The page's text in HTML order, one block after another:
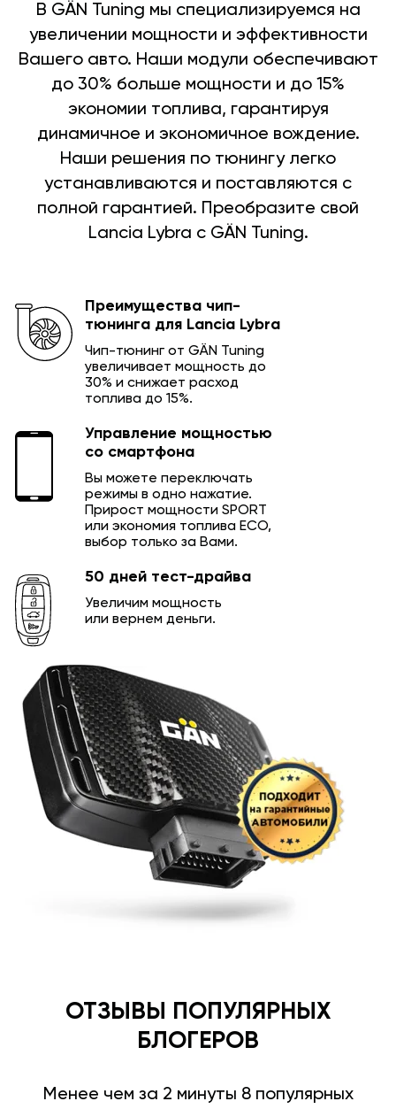
В GÄN Tuning мы специализируемся на
увеличении мощности и эффективности
Вашего авто. Наши модули обеспечивают
до 30% больше мощности и до 15%
экономии топлива, гарантируя
динамичное и экономичное вождение.
Наши решения по тюнингу легко
устанавливаются и поставляются с
полной гарантией. Преобразите свой
Lancia Lybra с GÄN Tuning.
Преимущества чип-
тюнинга для Lancia Lybra
Чип-тюнинг от GÄN Tuning
увеличивает мощность до
30% и снижает расход
топлива до 15%.
Управление мощностью
со смартфона
Вы можете переключать
режимы в одно нажатие.
Прирост мощности SPORT
или экономия топлива ECO,
выбор только за Вами.
50 дней тест-драйва
Увеличим мощность
или вернем деньги.
ОТЗЫВЫ ПОПУЛЯРНЫХ
БЛОГЕРОВ
Менее чем за 2 минуты 8 популярных